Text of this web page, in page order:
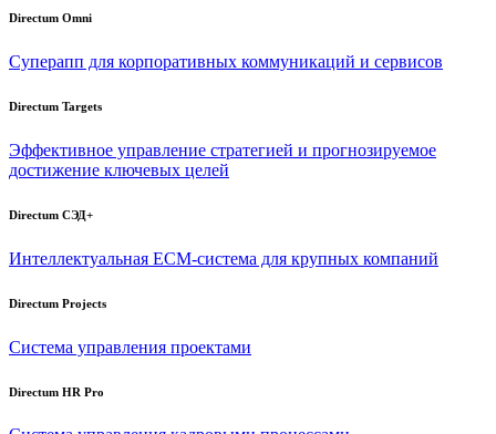
Directum Omni
Суперапп для корпоративных коммуникаций и сервисов
Directum Targets
Эффективное управление стратегией и прогнозируемое
достижение ключевых целей
Directum СЭД+
Интеллектуальная ECM-система для крупных компаний
Directum Projects
Система управления проектами
Directum HR Pro